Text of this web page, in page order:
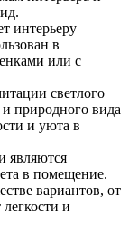
интерьеру
в
или с
светлого
и природного вида
и уюта в
являются
в помещение.
вариантов, от
и